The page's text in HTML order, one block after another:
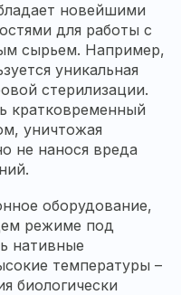
новейшими
для работы с
сырьем. Например,
уникальная
стерилизации.
кратковременный
уничтожая
не нанося вреда
оборудование,
режиме под
нативные
температуры –
биологически